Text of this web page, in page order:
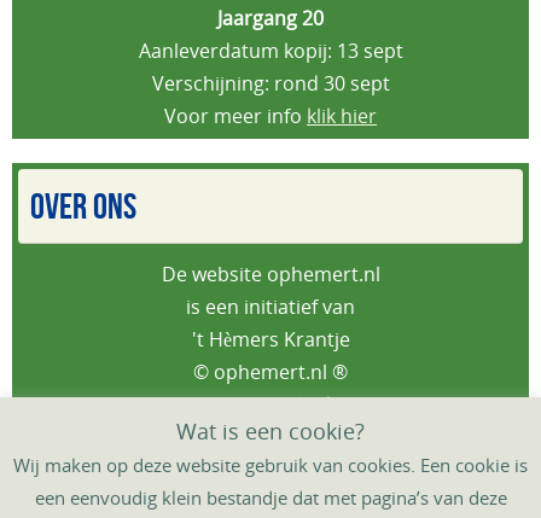
Jaargang 20
Aanleverdatum kopij: 13 sept
Verschijning: rond 30 sept
Voor meer info klik hier
OVER ONS
De website ophemert.nl
is een initiatief van
't Hèmers Krantje
© ophemert.nl ®
Privacybeleid
Wat is een cookie?
Wij maken op deze website gebruik van cookies. Een cookie is
een eenvoudig klein bestandje dat met pagina’s van deze